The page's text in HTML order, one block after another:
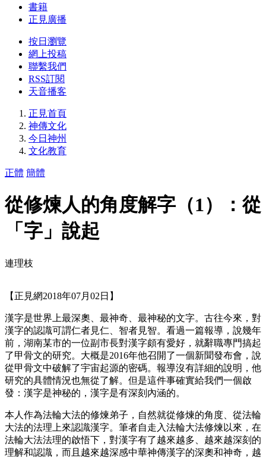
書籍
正見廣播
按日瀏覽
網上投稿
聯繫我們
RSS訂閱
天音播客
正見首頁
神傳文化
今日神州
文化教育
正體 簡體
從修煉人的角度解字（1）：從
「字」說起
連理枝
【正見網2018年07月02日】
漢字是世界上最深奧、最神奇、最神秘的文字。古往今來，對
漢字的認識可謂仁者見仁、智者見智。看過一篇報導，說幾年
前，湖南某市的一位副市長對漢字頗有愛好，就辭職專門搞起
了甲骨文的研究。大概是2016年他召開了一個新聞發布會，說
從甲骨文中破解了宇宙起源的密碼。報導沒有詳細的說明，他
研究的具體情況也無從了解。但是這件事確實給我們一個啟
發：漢字是神秘的，漢字是有深刻內涵的。
本人作為法輪大法的修煉弟子，自然就從修煉的角度、從法輪
大法的法理上來認識漢字。筆者自走入法輪大法修煉以來，在
法輪大法法理的啟悟下，對漢字有了越來越多、越來越深刻的
理解和認識，而且越來越深感中華神傳漢字的深奧和神奇，越